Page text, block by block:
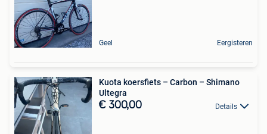
Geel Eergisteren
Kuota koersfiets – Carbon – Shimano
Ultegra
€ 300,00 Details